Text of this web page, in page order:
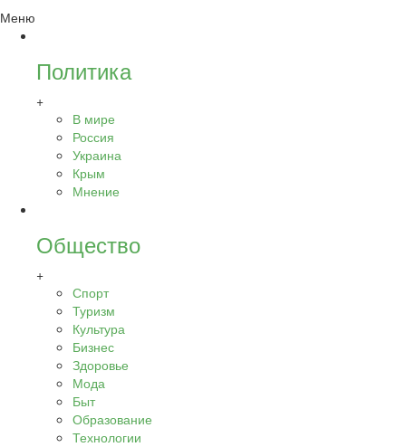
Меню
Политика
+
В мире
Россия
Украина
Крым
Мнение
Общество
+
Спорт
Туризм
Культура
Бизнес
Здоровье
Мода
Быт
Образование
Технологии